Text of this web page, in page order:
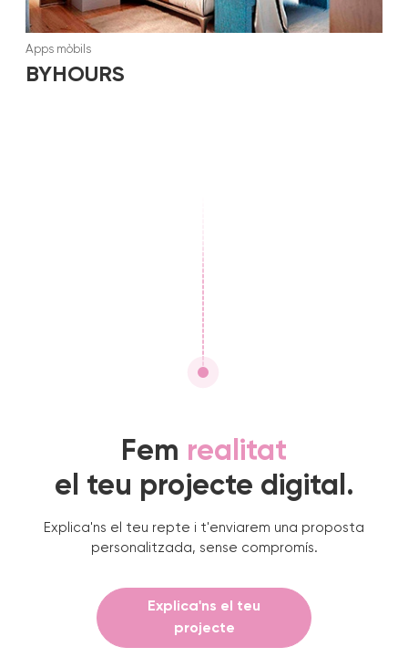
Apps mòbils
BYHOURS
Fem realitat
el teu projecte digital.
Explica'ns el teu repte i t'enviarem una proposta
personalitzada, sense compromís.
Explica'ns el teu
projecte